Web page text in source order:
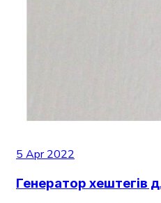
5 Apr 2022
Генератор хештегів